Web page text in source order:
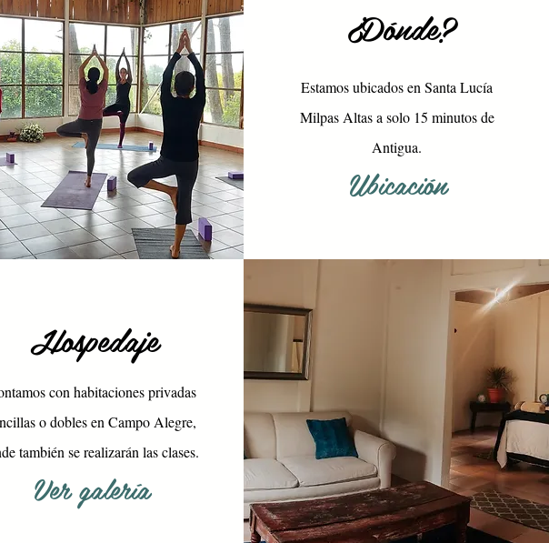
¿Dónde?
Estamos ubicados en Santa Lucía
Milpas Altas a solo 15 minutos de
Antigua.
Ubicación
Hospedaje
con habitaciones privadas
o dobles en Campo Alegre,
también se realizarán las clases.
Ver galería